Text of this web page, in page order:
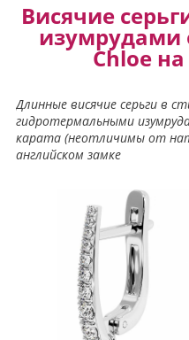
Висячие
изумрудами
Chloe
Длинные висячие серьги в
гидротермальными
карата (неотличимы от
английском замке